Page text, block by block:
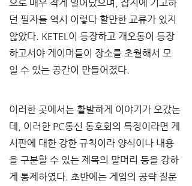
으로 매우 작게 일어났으며, 잡지에 기고하
던 필자들 역시 이렇다 할만한 교류가 있지
않았다. KETEL이 등장하고 개오동이 등장
하고서야 게이머들이 장소를 초월해서 모
일 수 있는 공간이 만들어졌다.
이러한 곳에서는 활발하게 이야기가 오갔는
데, 이러한 PC통신 동호회의 특징이라면 게
시판에 대한 강한 규칙이라 양식이나 내용
을 구분할 수 있는 제목의 말머리 등을 강하
게 통제하였다. 초반에는 게임의 공략 질문